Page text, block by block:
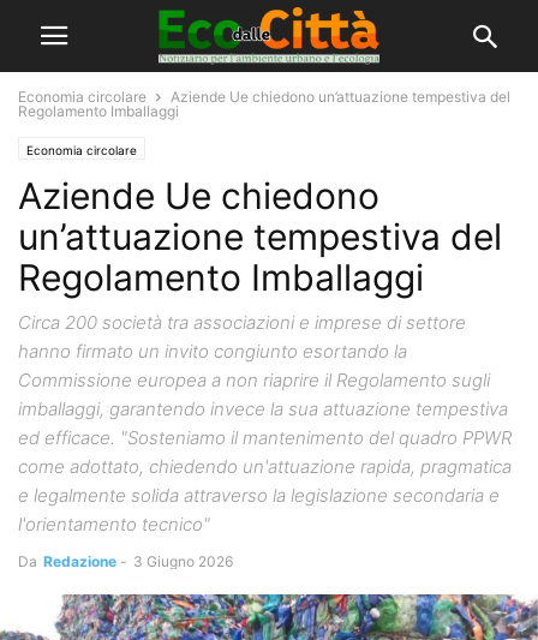
Economia circolare
Aziende Ue chiedono un’attuazione tempestiva del
Regolamento Imballaggi
Economia circolare
Aziende Ue chiedono
un’attuazione tempestiva del
Regolamento Imballaggi
Circa 200 società tra associazioni e imprese di settore
hanno firmato un invito congiunto esortando la
Commissione europea a non riaprire il Regolamento sugli
imballaggi, garantendo invece la sua attuazione tempestiva
ed efficace. "Sosteniamo il mantenimento del quadro PPWR
come adottato, chiedendo un'attuazione rapida, pragmatica
e legalmente solida attraverso la legislazione secondaria e
l'orientamento tecnico"
Da Redazione - 3 Giugno 2026